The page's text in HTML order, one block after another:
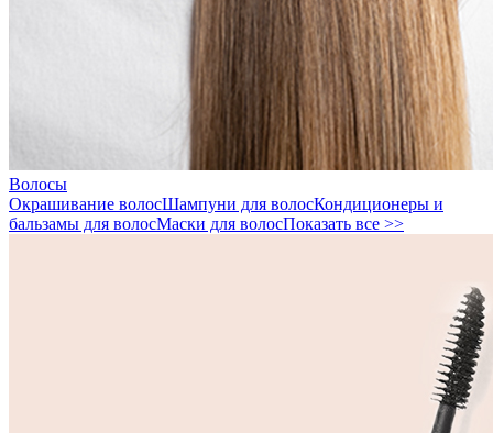
Волосы
Окрашивание волосШампуни для волосКондиционеры и
бальзамы для волосМаски для волосПоказать все >>